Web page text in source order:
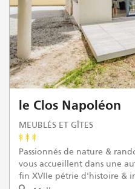
le Clos Napoléon
MEUBLÉS ET GÎTES
Passionnés de nature &
vous accueillent dans une
fin XVIIe pétrie d'histoire &